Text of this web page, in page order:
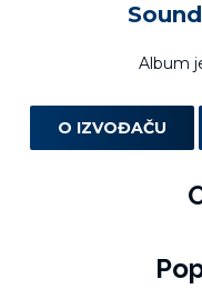
Album
O IZVOĐAČU